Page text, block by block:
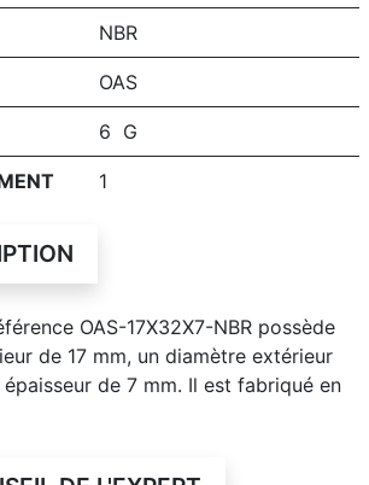
NBR
OAS
6 G
1
OAS-17X32X7-NBR possède
de 17 mm, un diamètre extérieur
de 7 mm. Il est fabriqué en